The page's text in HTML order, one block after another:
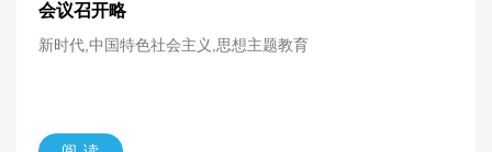
会议召开略
新时代,中国特色社会主义,思想主题教育